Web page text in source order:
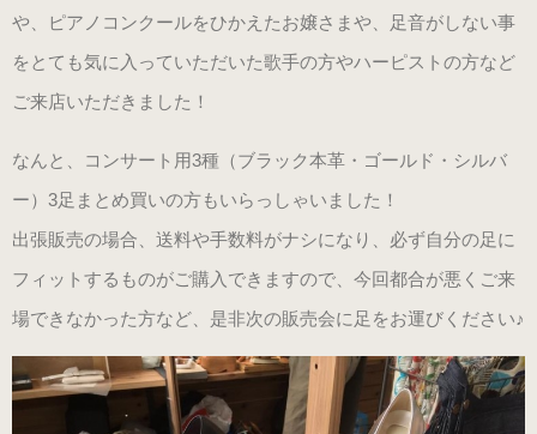
（ブラック・エナメル）
（21.0～22.0cm）
ローヒール 子供サイズ
や、ピアノコンクールをひかえたお嬢さまや、足音がしない事
をとても気に入っていただいた歌手の方やハーピストの方など
ご来店いただきました！
なんと、コンサート用3種（ブラック本革・ゴールド・シルバ
ー）3足まとめ買いの方もいらっしゃいました！
出張販売の場合、送料や手数料がナシになり、必ず自分の足に
フィットするものがご購入できますので、今回都合が悪くご来
場できなかった方など、是非次の販売会に足をお運びください♪